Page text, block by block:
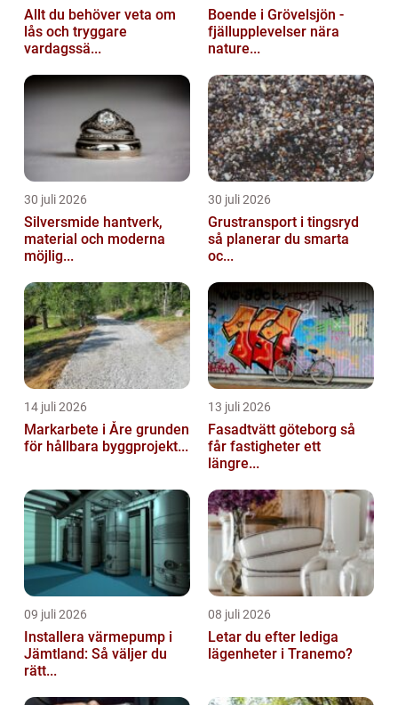
Allt du behöver veta om
lås och tryggare
vardagssä...
Boende i Grövelsjön -
fjällupplevelser nära
nature...
30 juli 2026
Silversmide hantverk,
material och moderna
möjlig...
30 juli 2026
Grustransport i tingsryd
så planerar du smarta
oc...
14 juli 2026
Markarbete i Åre grunden
för hållbara byggprojekt...
13 juli 2026
Fasadtvätt göteborg så
får fastigheter ett
längre...
09 juli 2026
Installera värmepump i
Jämtland: Så väljer du
rätt...
08 juli 2026
Letar du efter lediga
lägenheter i Tranemo?